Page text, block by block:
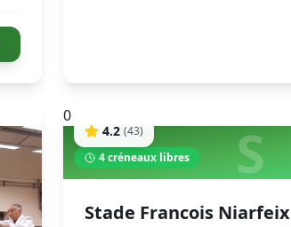
0
S
4.2 (43)
4créneaux libres
Stade Francois Niarfeix